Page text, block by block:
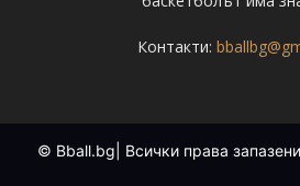
Контакти:
© Bball.bg| Всички права запазени